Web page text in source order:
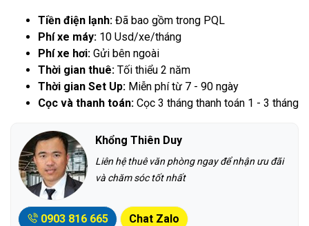
Tiền điện lạnh: Đã bao gồm trong PQL
Phí xe máy: 10 Usd/xe/tháng
Phí xe hơi: Gửi bên ngoài
Thời gian thuê: Tối thiểu 2 năm
Thời gian Set Up: Miễn phí từ 7 - 90 ngày
Cọc và thanh toán: Cọc 3 tháng thanh toán 1 - 3 tháng
Khổng Thiên Duy
Liên hệ thuê văn phòng ngay để nhận ưu đãi
và chăm sóc tốt nhất
0903 816 665 Chat Zalo